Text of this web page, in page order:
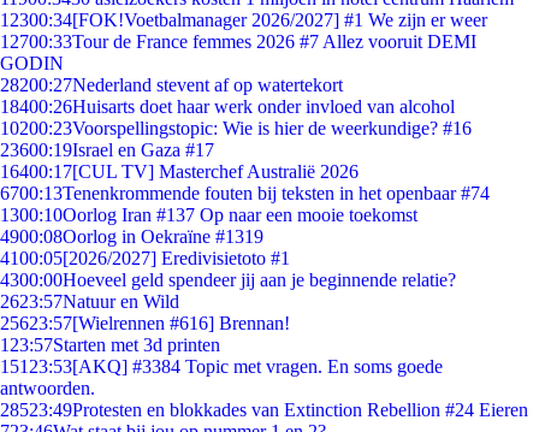
12300:34[FOK!Voetbalmanager 2026/2027] #1 We zijn er weer
12700:33Tour de France femmes 2026 #7 Allez vooruit DEMI
GODIN
28200:27Nederland stevent af op watertekort
18400:26Huisarts doet haar werk onder invloed van alcohol
10200:23Voorspellingstopic: Wie is hier de weerkundige? #16
23600:19Israel en Gaza #17
16400:17[CUL TV] Masterchef Australië 2026
6700:13Tenenkrommende fouten bij teksten in het openbaar #74
1300:10Oorlog Iran #137 Op naar een mooie toekomst
4900:08Oorlog in Oekraïne #1319
4100:05[2026/2027] Eredivisietoto #1
4300:00Hoeveel geld spendeer jij aan je beginnende relatie?
2623:57Natuur en Wild
25623:57[Wielrennen #616] Brennan!
1 23:57Starten met 3d printen
151 23:53[AKQ] #3384 Topic met vragen. En soms goede
antwoorden.
28523:49Protesten en blokkades van Extinction Rebellion #24 Eieren